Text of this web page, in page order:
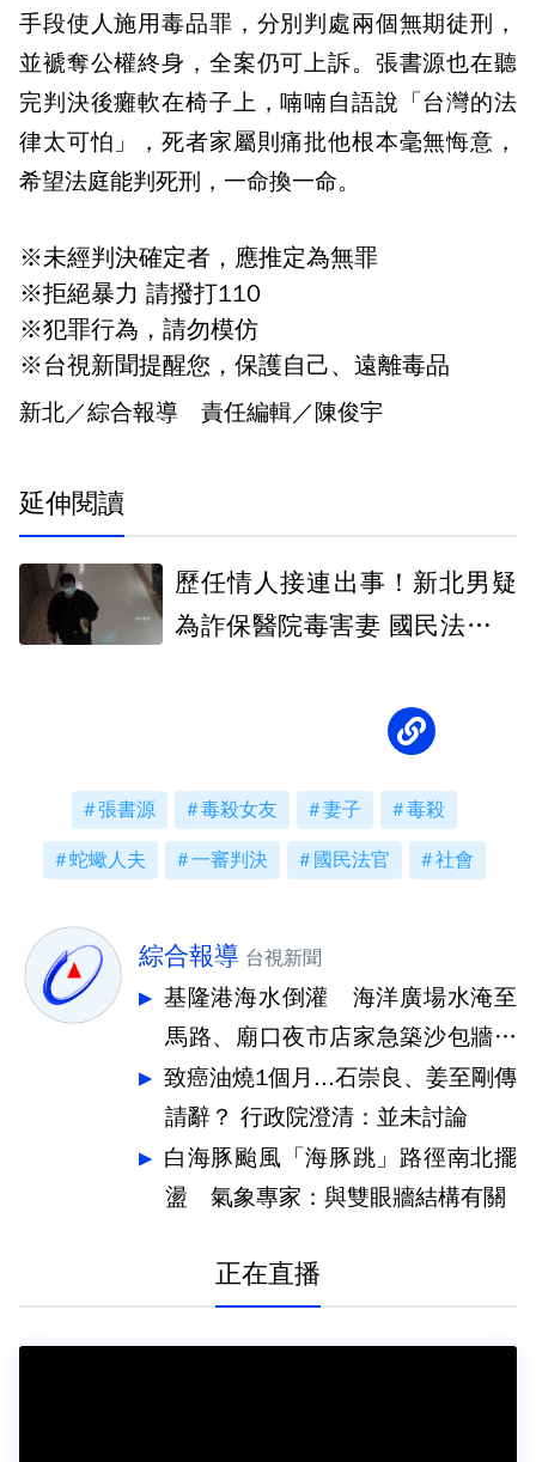
手段使人施用毒品罪，分別判處兩個無期徒刑，
並褫奪公權終身，全案仍可上訴。張書源也在聽
完判決後癱軟在椅子上，喃喃自語說「台灣的法
律太可怕」，死者家屬則痛批他根本毫無悔意，
希望法庭能判死刑，一命換一命。
※未經判決確定者，應推定為無罪
※拒絕暴力 請撥打110
※犯罪行為，請勿模仿
※台視新聞提醒您，保護自己、遠離毒品
新北／綜合報導 責任編輯／陳俊宇
延伸閱讀
歷任情人接連出事！新北男疑
為詐保醫院毒害妻 國民法官今
張書源 毒殺女友 妻子 毒殺
蛇蠍人夫 一審判決 國民法官 社會
綜合報導 台視新聞
基隆港海水倒灌 海洋廣場水淹至
馬路、廟口夜市店家急築沙包牆擋
水
致癌油燒1個月...石崇良、姜至剛傳
請辭？ 行政院澄清：並未討論
白海豚颱風「海豚跳」路徑南北擺
盪 氣象專家：與雙眼牆結構有關
正在直播